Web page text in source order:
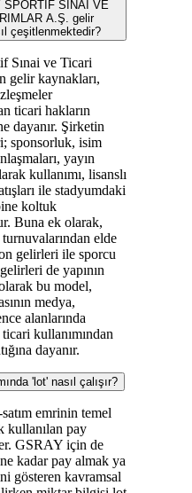
SPORTİF SINAİ VE
A.Ş. gelir
çeşitlenmektedir?
Sınai ve Ticari
gelir kaynakları,
ticari hakların
dayanır. Şirketin
sponsorluk, isim
yayın
kullanımı, lisanslı
ile stadyumdaki
koltuk
Buna ek olarak,
elde
gelirleri ile sporcu
de yapının
bu model,
medya,
alanlarında
kullanımından
dayanır.
'lot' nasıl çalışır?
emrinin temel
kullanılan pay
GSRAY için de
kadar pay almak ya
gösteren kavramsal